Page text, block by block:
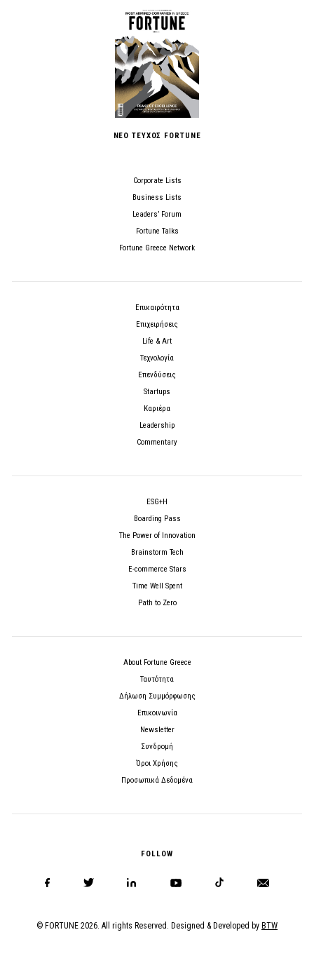
ΝΕΟ ΤΕΥΧΟΣ FORTUNE
Corporate Lists
Business Lists
Leaders’ Forum
Fortune Talks
Fortune Greece Network
Επικαιρότητα
Επιχειρήσεις
Life & Art
Τεχνολογία
Επενδύσεις
Startups
Καριέρα
Leadership
Commentary
ESG+H
Boarding Pass
The Power of Innovation
Brainstorm Tech
E-commerce Stars
Time Well Spent
Path to Zero
About Fortune Greece
Ταυτότητα
Δήλωση Συμμόρφωσης
Επικοινωνία
Newsletter
Συνδρομή
Όροι Χρήσης
Προσωπικά Δεδομένα
FOLLOW
© FORTUNE 2026. All rights Reserved. Designed & Developed by BTW